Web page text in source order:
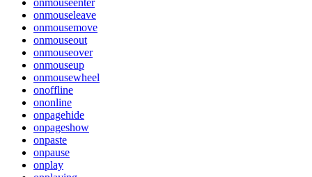
onmouseleave
onmousemove
onmouseout
onmouseover
onmouseup
onmousewheel
onoffline
ononline
onpagehide
onpageshow
onpaste
onpause
onplay